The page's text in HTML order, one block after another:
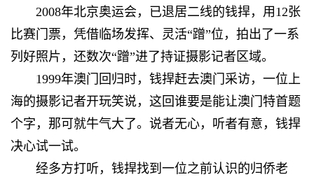
2008年北京奥运会，已退居二线的钱捍，用12张
比赛门票，凭借临场发挥、灵活“蹭”位，拍出了一系
列好照片，还数次“蹭”进了持证摄影记者区域。
1999年澳门回归时，钱捍赶去澳门采访，一位上
海的摄影记者开玩笑说，这回谁要是能让澳门特首题
个字，那可就牛气大了。说者无心，听者有意，钱捍
决心试一试。
经多方打听，钱捍找到一位之前认识的归侨老